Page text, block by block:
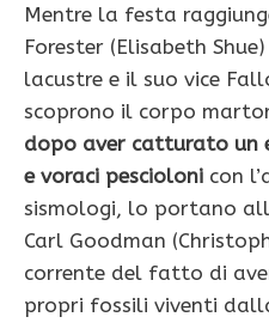
Mentre la festa
Forester (Elisabeth
lacustre e il suo vice
scoprono il corpo
dopo aver catturato un
e voraci pescioloni con
sismologi, lo portano
Carl Goodman
corrente del fatto di
propri fossili viventi